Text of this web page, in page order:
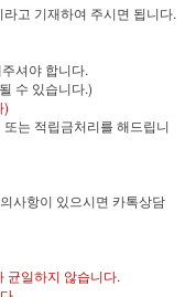
고 기재하여 주시면 됩니다.
셔야 합니다.
수 있습니다.)
)
는 적립금처리를 해드립니
사항이 있으시면 카톡상담
균일하지 않습니다.